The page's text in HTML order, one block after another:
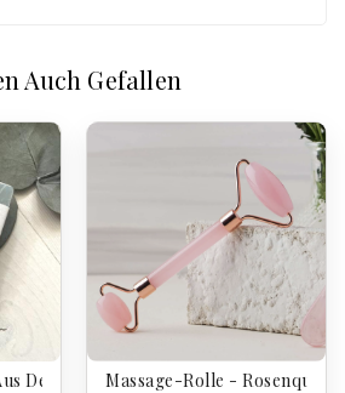
Auch Gefallen
Der Provence Seife – Natürliche BIO
Massage-Rolle -